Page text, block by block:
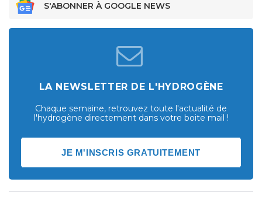
S'ABONNER À GOOGLE NEWS
LA NEWSLETTER DE L'HYDROGÈNE
Chaque semaine, retrouvez toute l'actualité de
l'hydrogène directement dans votre boite mail !
JE M'INSCRIS GRATUITEMENT